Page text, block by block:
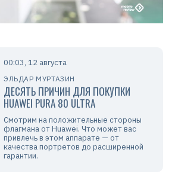
00:03, 12 августа
ЭЛЬДАР МУРТАЗИН
ДЕСЯТЬ ПРИЧИН ДЛЯ ПОКУПКИ
HUAWEI PURA 80 ULTRA
Смотрим на положительные стороны
флагмана от Huawei. Что может вас
привлечь в этом аппарате — от
качества портретов до расширенной
гарантии.